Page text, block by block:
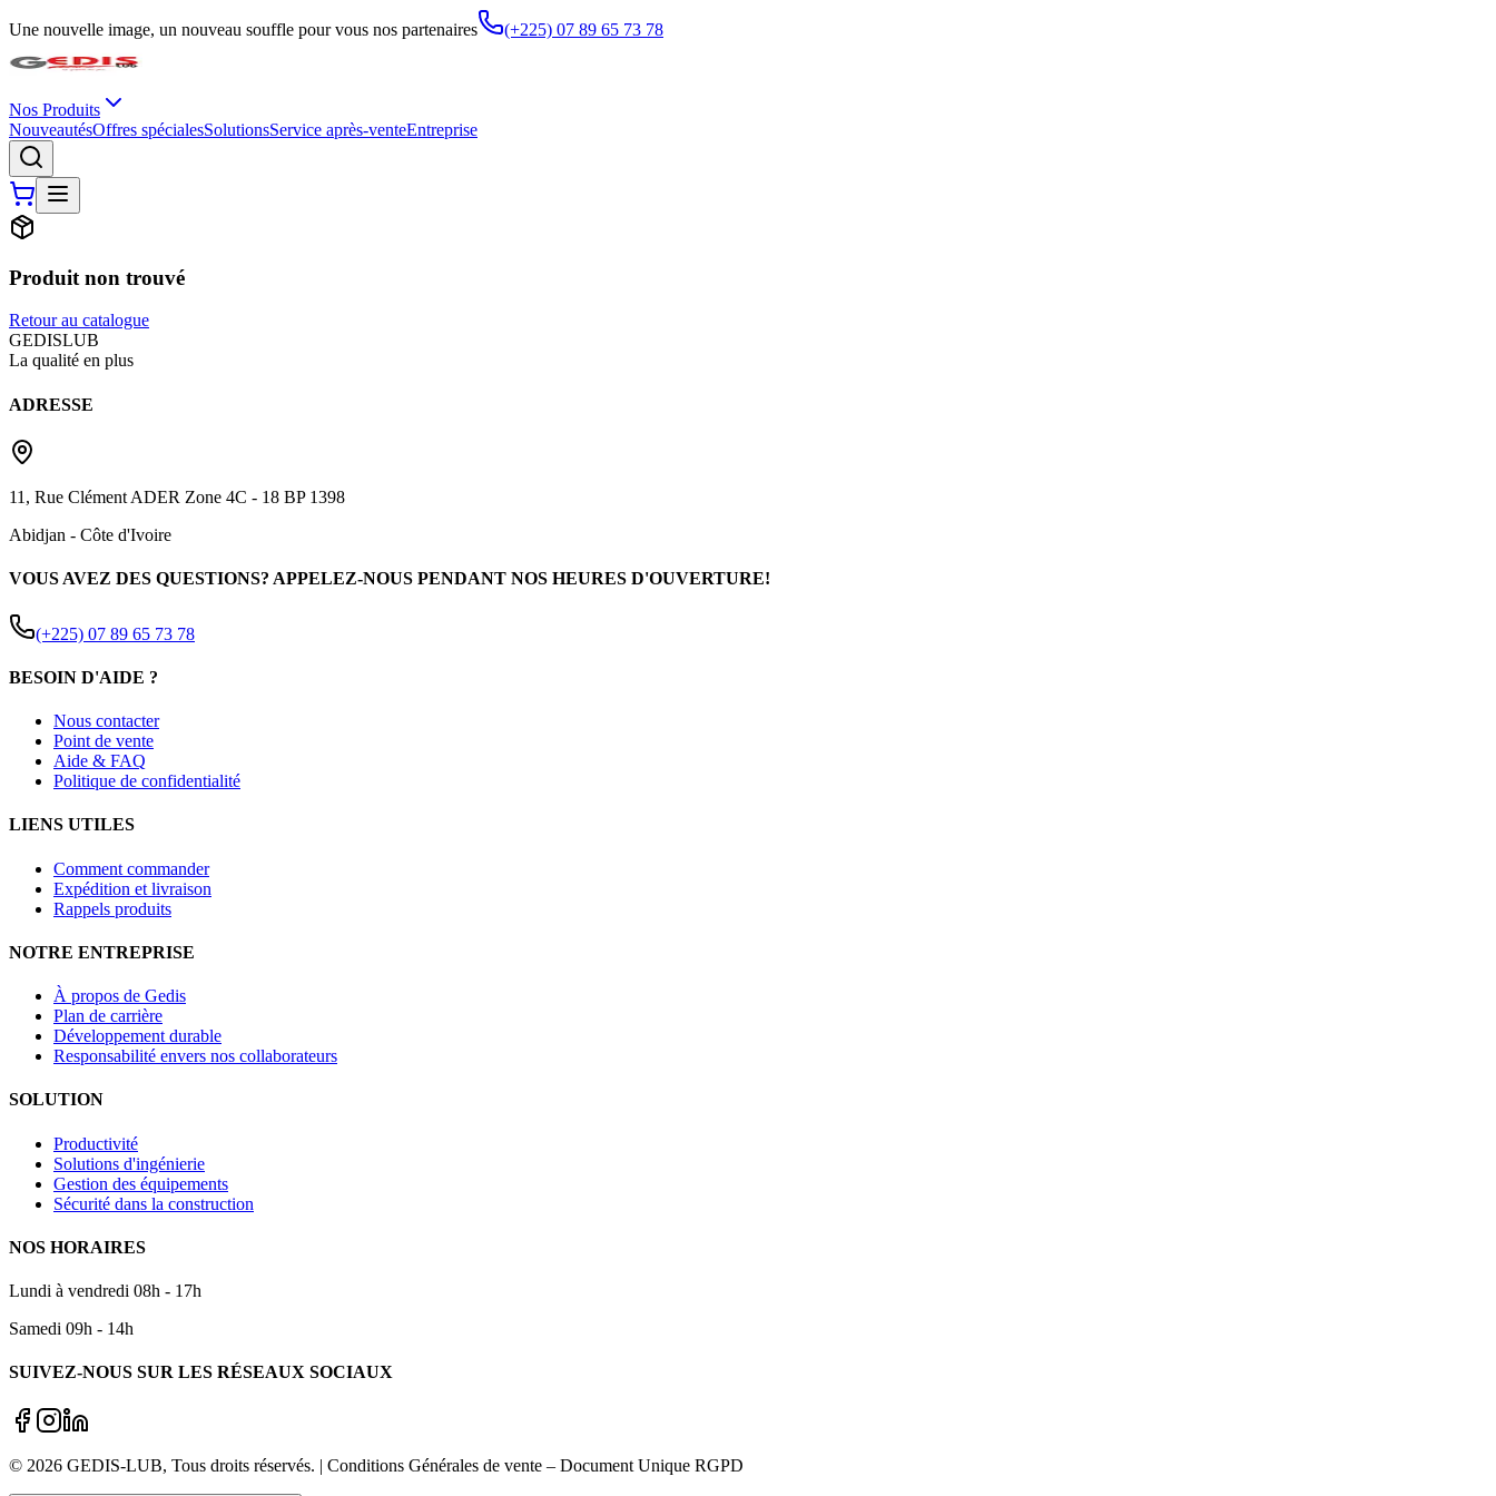
Une nouvelle image, un nouveau souffle pour vous nos partenaires (+225) 07 89 65 73 78
Nos Produits
NouveautésOffres spécialesSolutionsService après-venteEntreprise
Produit non trouvé
Retour au catalogue
GEDISLUB
La qualité en plus
ADRESSE
11, Rue Clément ADER Zone 4C - 18 BP 1398
Abidjan - Côte d'Ivoire
VOUS AVEZ DES QUESTIONS? APPELEZ-NOUS PENDANT NOS HEURES D'OUVERTURE!
(+225) 07 89 65 73 78
BESOIN D'AIDE ?
Nous contacter
Point de vente
Aide & FAQ
Politique de confidentialité
LIENS UTILES
Comment commander
Expédition et livraison
Rappels produits
NOTRE ENTREPRISE
À propos de Gedis
Plan de carrière
Développement durable
Responsabilité envers nos collaborateurs
SOLUTION
Productivité
Solutions d'ingénierie
Gestion des équipements
Sécurité dans la construction
NOS HORAIRES
Lundi à vendredi 08h - 17h
Samedi 09h - 14h
SUIVEZ-NOUS SUR LES RÉSEAUX SOCIAUX
© 2026 GEDIS-LUB, Tous droits réservés. | Conditions Générales de vente – Document Unique RGPD